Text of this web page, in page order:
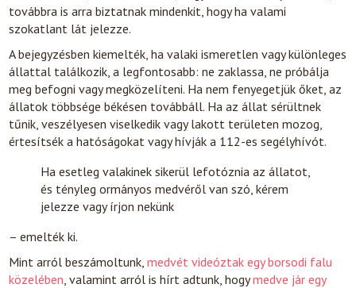
továbbra is arra biztatnak mindenkit, hogy ha valami
szokatlant lát jelezze.
A bejegyzésben kiemelték, ha valaki ismeretlen vagy különleges
állattal találkozik, a legfontosabb: ne zaklassa, ne próbálja
meg befogni vagy megközelíteni. Ha nem fenyegetjük őket, az
állatok többsége békésen továbbáll. Ha az állat sérültnek
tűnik, veszélyesen viselkedik vagy lakott területen mozog,
értesítsék a hatóságokat vagy hívják a 112-es segélyhívót.
Ha esetleg valakinek sikerül lefotóznia az állatot,
és tényleg ormányos medvéről van szó, kérem
jelezze vagy írjon nekünk
– emelték ki.
Mint arról beszámoltunk,medvét videóztak egy borsodi falu
közelében, valamint arról is hírt adtunk, hogymedve jár egy